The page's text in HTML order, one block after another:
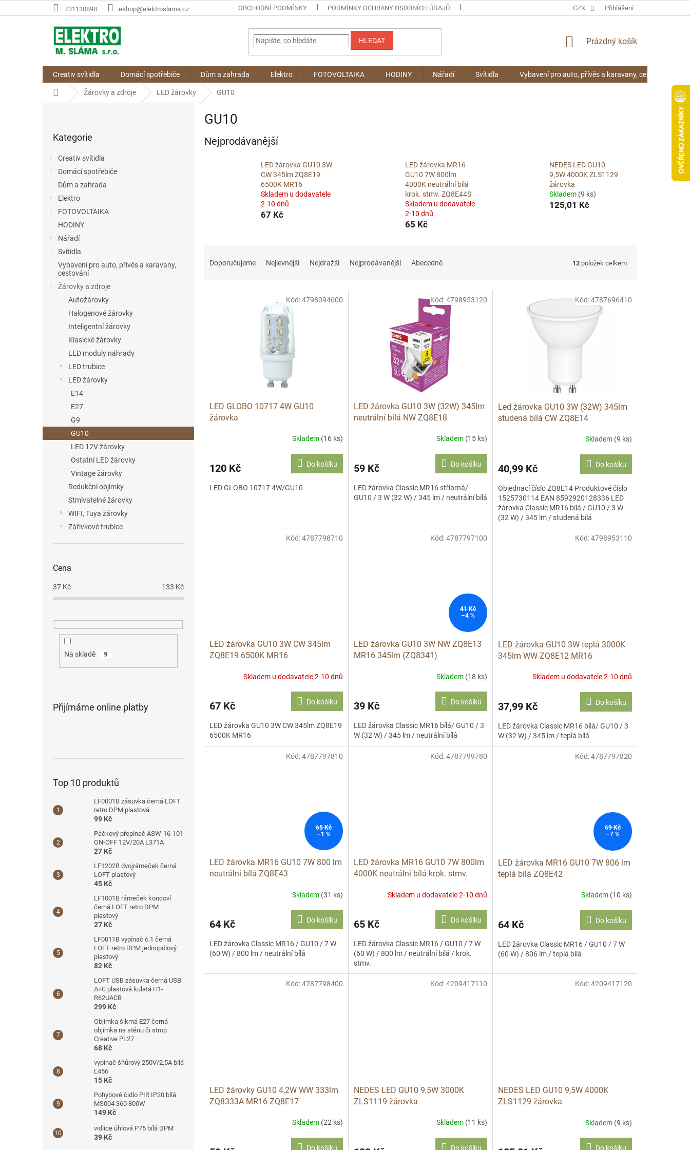
na
731110898 eshop@elektroslama.cz OBCHODNÍ PODMÍNKY PODMÍNKY OCHRANY OSOBNÍCH ÚDAJŮ CZK Přihlášení
HLEDAT
NÁKUPNÍ
Prázdný košík
Creativ svítidla Domácí spotřebiče Dům a zahrada Elektro FOTOVOLTAIKA HODINY Nářadí Svítidla Vybavení pro auto, přívěs a karavany, cestování
Domů Žárovky a zdroje LED žárovky GU10
kategorie
Kategorie
Creativ svítidla
Domácí spotřebiče
Dům a zahrada
Elektro
FOTOVOLTAIKA
HODINY
Nářadí
Svítidla
Vybavení pro auto, přívěs a karavany,
cestování
Žárovky a zdroje
Autožárovky
Halogenové žárovky
Inteligentní žárovky
Klasické žárovky
LED moduly náhrady
LED trubice
LED žárovky
E14
E27
G9
GU10
LED 12V žárovky
Ostatní LED žárovky
Vintage žárovky
Redukční objímky
Stmívatelné žárovky
WIFI, Tuya žárovky
Zářivkové trubice
Cena
37 Kč 133 Kč
Na skladě 9
Přijímáme online platby
Top 10 produktů
LF0001B zásuvka černá LOFT
retro DPM plastová
99 Kč
Páčkový přepínač ASW-16-101
ON-OFF 12V/20A L371A
27 Kč
LF1202B dvojrámeček černá
LOFT plastový
45 Kč
LF1001B rámeček koncoví
černá LOFT retro DPM
plastový
27 Kč
LF0011B vypínač č.1 černá
LOFT retro DPM jednopólový
plastový
82 Kč
LOFT USB zásuvka černá USB
A+C plastová kulatá H1-
R62UACB
299 Kč
Objímka šikmá E27 černá
objímka na stěnu či strop
Creative PL27
68 Kč
vypínač šňůrový 250V/2,5A bílá
L456
15 Kč
Pohybové čidlo PIR IP20 bílá
MS004 360 800W
149 Kč
vidlice úhlová P75 bílá DPM
39 Kč
GU10
Nejprodávanější
LED žárovka GU10 3W
CW 345lm ZQ8E19
6500K MR16
Skladem u dodavatele
2-10 dnů
67 Kč
LED žárovka MR16
GU10 7W 800lm
4000K neutrální bílá
krok. stmv. ZQ8E44S
Skladem u dodavatele
2-10 dnů
65 Kč
NEDES LED GU10
9,5W 4000K ZLS1129
žárovka
Skladem (9 ks)
125,01 Kč
Doporučujeme Nejlevnější Nejdražší Nejprodávanější Abecedně 12 položek celkem
LED GLOBO 10717 4W GU10
žárovka
Skladem (16 ks)
120 Kč Do košíku
LED GLOBO 10717 4W/GU10
Kód:4798094600
LED žárovka GU10 3W (32W) 345lm
neutrální bílá NW ZQ8E18
Skladem (15 ks)
59 Kč Do košíku
LED žárovka Classic MR16 stříbrná/
GU10 / 3 W (32 W) / 345 lm / neutrální bílá
Kód:4798953120
Led žárovka GU10 3W (32W) 345lm
studená bílá CW ZQ8E14
Skladem (9 ks)
40,99 Kč Do košíku
Objednací číslo ZQ8E14 Produktové číslo
1525730114 EAN 8592920128336 LED
žárovka Classic MR16 bílá / GU10 / 3 W
(32 W) / 345 lm / studená bílá
Kód:4787696410
LED žárovka GU10 3W CW 345lm
ZQ8E19 6500K MR16
Skladem u dodavatele 2-10 dnů
67 Kč Do košíku
LED žárovka GU10 3W CW 345lm ZQ8E19
6500K MR16
Kód:4787798710
41 Kč
–4 %
LED žárovka GU10 3W NW ZQ8E13
MR16 345lm (ZQ8341)
Skladem (18 ks)
39 Kč Do košíku
LED žárovka Classic MR16 bílá/ GU10 / 3
W (32 W) / 345 lm / neutrální bílá
Kód:4787797100
LED žárovka GU10 3W teplá 3000K
345lm WW ZQ8E12 MR16
Skladem u dodavatele 2-10 dnů
37,99 Kč Do košíku
LED žárovka Classic MR16 bílá/ GU10 / 3
W (32 W) / 345 lm / teplá bílá
Kód:4798953110
65 Kč
–1 %
LED žárovka MR16 GU10 7W 800 lm
neutrální bílá ZQ8E43
Skladem (31 ks)
64 Kč Do košíku
LED žárovka Classic MR16 / GU10 / 7 W
(60 W) / 800 lm / neutrální bílá
Kód:4787797810
LED žárovka MR16 GU10 7W 800lm
4000K neutrální bílá krok. stmv.
Skladem u dodavatele 2-10 dnů
65 Kč Do košíku
LED žárovka Classic MR16 / GU10 / 7 W
(60 W) / 800 lm / neutrální bílá / krok.
stmv.
Kód:4787799780
69 Kč
–7 %
LED žárovka MR16 GU10 7W 806 lm
teplá bílá ZQ8E42
Skladem (10 ks)
64 Kč Do košíku
LED žárovka Classic MR16 / GU10 / 7 W
(60 W) / 806 lm / teplá bílá
Kód:4787797820
LED žárovky GU10 4,2W WW 333lm
ZQ8333A MR16 ZQ8E17
Skladem (22 ks)
Do košíku
Kód:4787798400
NEDES LED GU10 9,5W 3000K
ZLS1119 žárovka
Skladem (11 ks)
Do košíku
Kód:4209417110
NEDES LED GU10 9,5W 4000K
ZLS1129 žárovka
Skladem (9 ks)
Do košíku
Kód:4209417120